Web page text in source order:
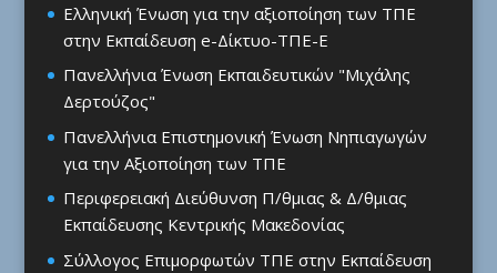
Ελληνική Ένωση για την αξιοποίηση των ΤΠΕ
στην Εκπαίδευση e-Δίκτυο-ΤΠΕ-Ε
Πανελλήνια Ένωση Εκπαιδευτικών "Μιχάλης
Δερτούζος"
Πανελλήνια Επιστημονική Ένωση Νηπιαγωγών
για την Αξιοποίηση των ΤΠΕ
Περιφερειακή Διεύθυνση Π/θμιας & Δ/θμιας
Εκπαίδευσης Κεντρικής Μακεδονίας
Σύλλογος Επιμορφωτών ΤΠΕ στην Εκπαίδευση